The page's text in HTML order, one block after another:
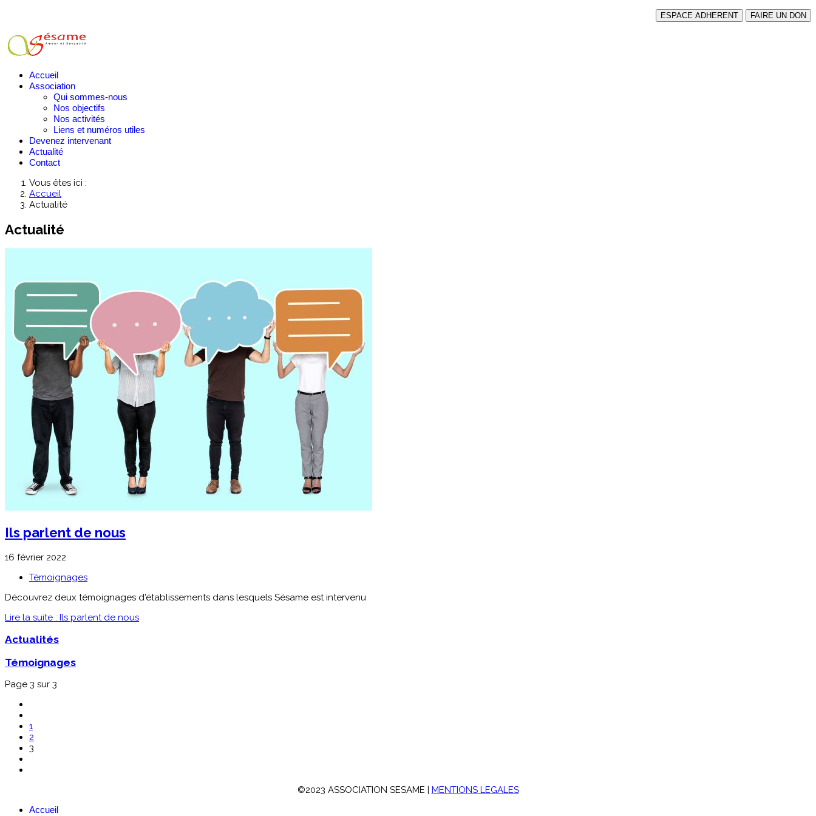
ESPACE ADHERENT FAIRE UN DON
Accueil
Association
Qui sommes-nous
Nos objectifs
Nos activités
Liens et numéros utiles
Devenez intervenant
Actualité
Contact
Vous êtes ici :
Accueil
Actualité
Actualité
Ils parlent de nous
16 février 2022
Témoignages
Découvrez deux témoignages d'établissements dans lesquels Sésame est intervenu
Lire la suite : Ils parlent de nous
Actualités
Témoignages
Page 3 sur 3
1
2
3
©2023 ASSOCIATION SESAME | MENTIONS LEGALES
Accueil